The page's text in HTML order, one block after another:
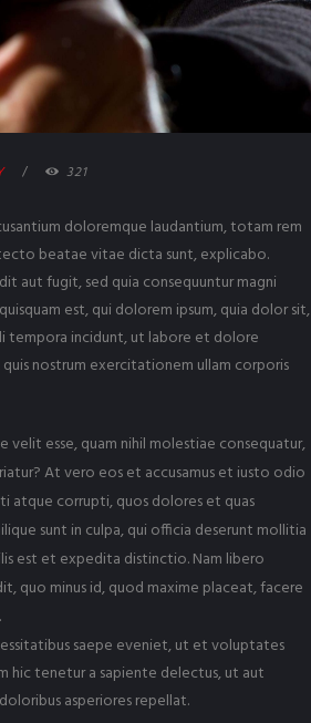
321
doloremque laudantium, totam rem
beatae vitae dicta sunt, explicabo.
aut fugit, sed quia consequuntur magni
est, qui dolorem ipsum, quia dolor sit,
tempora incidunt, ut labore et dolore
nostrum exercitationem ullam corporis
esse, quam nihil molestiae consequatur,
At vero eos et accusamus et iusto odio
atque corrupti, quos dolores et quas
sunt in culpa, qui officia deserunt mollitia
est et expedita distinctio. Nam libero
quo minus id, quod maxime placeat, facere
saepe eveniet, ut et voluptates
hic tenetur a sapiente delectus, ut aut
asperiores repellat.